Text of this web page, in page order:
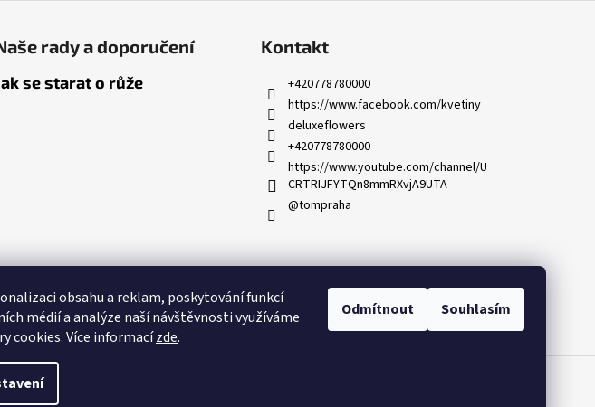
obsahu a reklam, poskytování funkcí
médií a analýze naší návštěvnosti využíváme
cookies. Více informacízde.
Odmítnout Souhlasím
rady a doporučení
se starat o růže
Kontakt
+420778780000
https://www.facebook.com/kvetiny
deluxeflowers
+420778780000
https://www.youtube.com/channel/U
CRTRIJFYTQn8mmRXvjA9UTA
@tompraha
Upravit nastavení cookies